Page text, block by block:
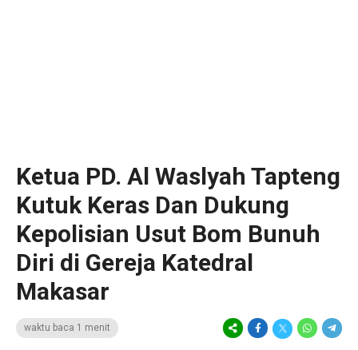
Ketua PD. Al Waslyah Tapteng
Kutuk Keras Dan Dukung
Kepolisian Usut Bom Bunuh
Diri di Gereja Katedral
Makasar
waktu baca 1 menit